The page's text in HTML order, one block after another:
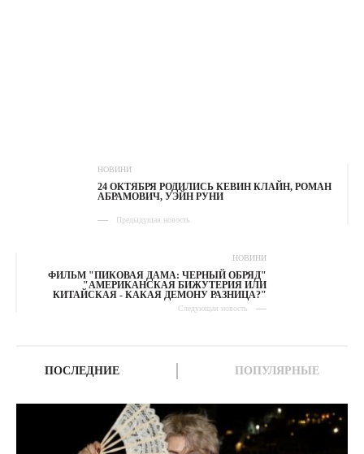
НОВИНИ
24 ОКТЯБРЯ РОДИЛИСЬ КЕВИН КЛАЙН, РОМАН
АБРАМОВИЧ, УЭЙН РУНИ
Предыдущая новость
НОВИНИ
ФИЛЬМ "ПИКОВАЯ ДАМА: ЧЕРНЫЙ ОБРЯД"
"АМЕРИКАНСКАЯ БИЖУТЕРИЯ ИЛИ
КИТАЙСКАЯ - КАКАЯ ДЕМОНУ РАЗНИЦА?"
Следующая новость
ПОСЛЕДНИЕ ПОПУЛЯРНЫЕ